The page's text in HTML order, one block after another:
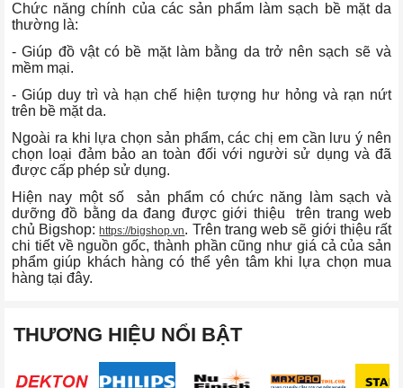
Chức năng chính của các sản phẩm làm sạch bề mặt da
thường là:
- Giúp đồ vật có bề mặt làm bằng da trở nên sạch sẽ và
mềm mại.
- Giúp duy trì và hạn chế hiện tượng hư hỏng và rạn nứt
trên bề mặt da.
Ngoài ra khi lựa chọn sản phẩm, các chị em cần lưu ý nên
chọn loại đảm bảo an toàn đối với người sử dụng và đã
được cấp phép sử dụng.
Hiện nay một số sản phẩm có chức năng làm sạch và
dưỡng đồ bằng da đang được giới thiệu trên trang web
chủ Bigshop:https://bigshop.vn. Trên trang web sẽ giới thiệu rất
chi tiết về nguồn gốc, thành phần cũng như giá cả của sản
phẩm giúp khách hàng có thể yên tâm khi lựa chọn mua
hàng tại đây.
THƯƠNG HIỆU NỔI BẬT